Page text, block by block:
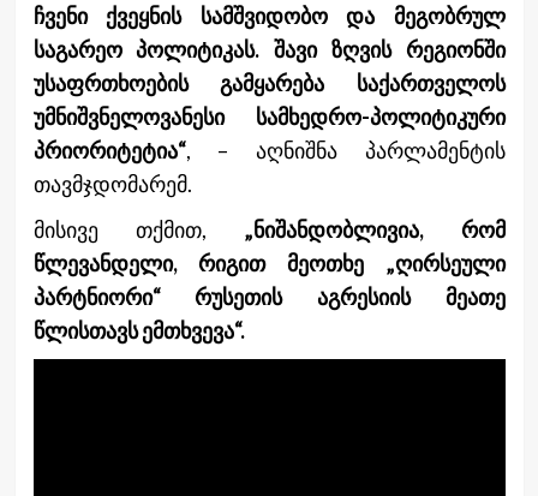
ჩვენი ქვეყნის სამშვიდობო და მეგობრულ
საგარეო პოლიტიკას. შავი ზღვის რეგიონში
უსაფრთხოების გამყარება საქართველოს
უმნიშვნელოვანესი სამხედრო-პოლიტიკური
პრიორიტეტია“, – აღნიშნა პარლამენტის
თავმჯდომარემ.
მისივე თქმით, „ნიშანდობლივია, რომ
წლევანდელი, რიგით მეოთხე „ღირსეული
პარტნიორი“ რუსეთის აგრესიის მეათე
წლისთავს ემთხვევა“.